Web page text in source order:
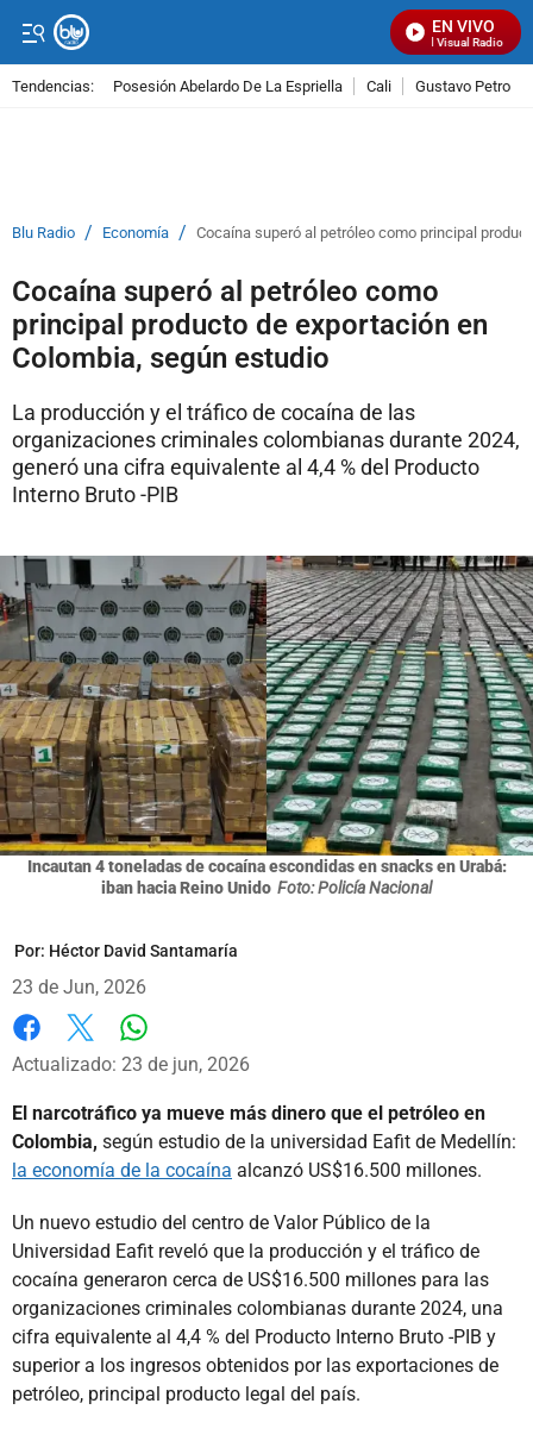
EN VIVO
Señal Visual Radio
Tendencias: Posesión Abelardo De La Espriella Cali Gustavo Petro
Blu Radio / Economía / Cocaína superó al petróleo como principal
Cocaína superó al petróleo como
principal producto de exportación en
Colombia, según estudio
La producción y el tráfico de cocaína de las
organizaciones criminales colombianas durante 2024,
generó una cifra equivalente al 4,4 % del Producto
Interno Bruto -PIB
Incautan 4 toneladas de cocaína escondidas en snacks en Urabá:
iban hacia Reino Unido Foto: Policía Nacional
Por: Héctor David Santamaría
23 de Jun, 2026
Facebook
X
Actualizado: 23 de jun, 2026
El narcotráfico ya mueve más dinero que el petróleo en
Colombia, según estudio de la universidad Eafit de Medellín:
la economía de la cocaína alcanzó US$16.500 millones.
Un nuevo estudio del centro de Valor Público de la
Universidad Eafit reveló que la producción y el tráfico de
cocaína generaron cerca de US$16.500 millones para las
organizaciones criminales colombianas durante 2024, una
cifra equivalente al 4,4 % del Producto Interno Bruto -PIB y
superior a los ingresos obtenidos por las exportaciones de
petróleo, principal producto legal del país.